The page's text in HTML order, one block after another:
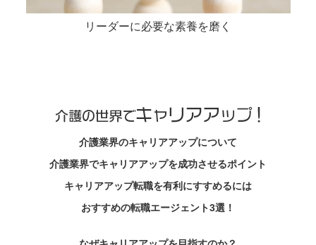
リーダーに必要な素養を磨く
介護業界のキャリアアップについて
介護業界でキャリアアップを成功させるポイント
キャリアアップ転職を有利にすすめるには
おすすめの転職エージェント3選！